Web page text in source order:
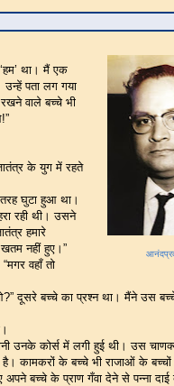
था। मैं एक
पता लग गया
वाले बच्चे भी
के युग में रहते
घुटा हुआ था।
रही थी। उसने
हमारे
खतम नहीं हुए।”
वहाँ तो
दूसरे बच्चे का प्रश्न था। मैंने उस
उनके कोर्स में लगी हुई थी। उस
है। कामकरों के बच्चे भी राजाओं के
बच्चे के प्राण गँवा देने से पन्ना दाई